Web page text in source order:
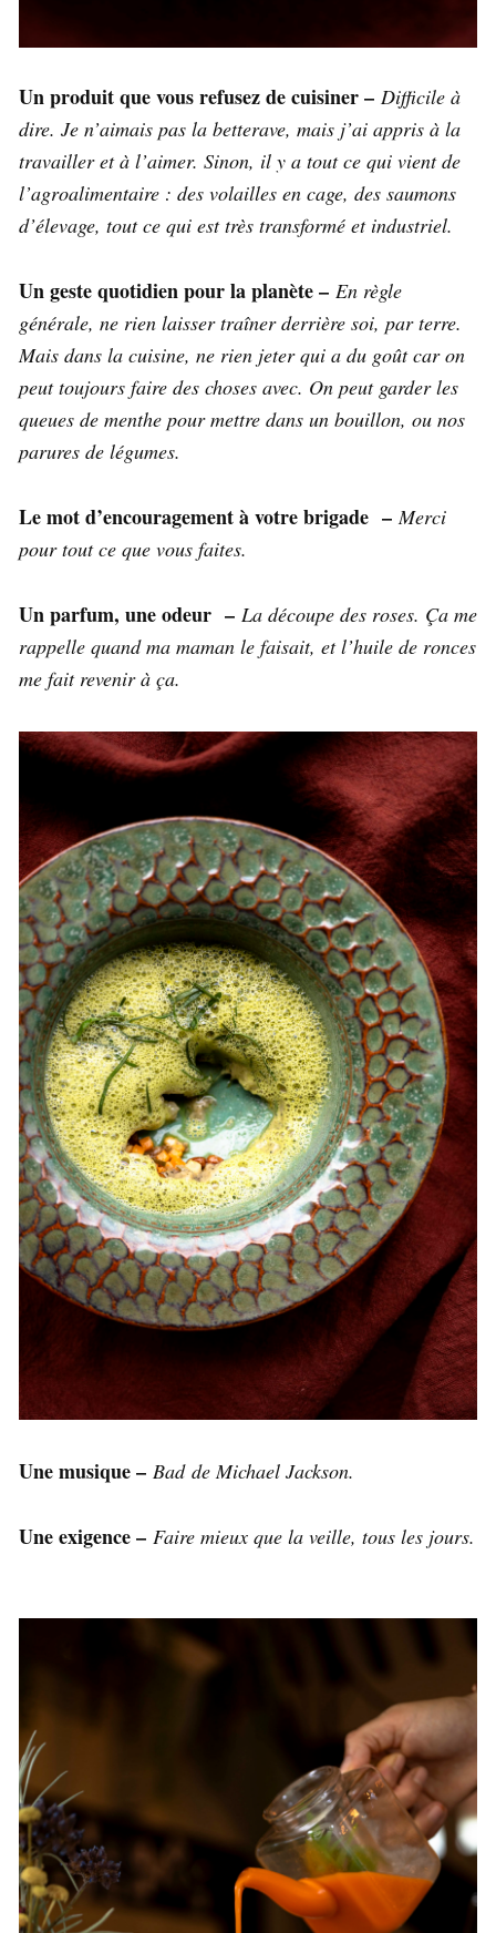
Un produit que vous refusez de cuisiner – Difficile à
dire. Je n’aimais pas la betterave, mais j’ai appris à la
travailler et à l’aimer. Sinon, il y a tout ce qui vient de
l’agroalimentaire : des volailles en cage, des saumons
d’élevage, tout ce qui est très transformé et industriel.
Un geste quotidien pour la planète – En règle
générale, ne rien laisser traîner derrière soi, par terre.
Mais dans la cuisine, ne rien jeter qui a du goût car on
peut toujours faire des choses avec. On peut garder les
queues de menthe pour mettre dans un bouillon, ou nos
parures de légumes.
Le mot d’encouragement à votre brigade – Merci
pour tout ce que vous faites.
Un parfum, une odeur – La découpe des roses. Ça me
rappelle quand ma maman le faisait, et l’huile de ronces
me fait revenir à ça.
Une musique – Bad de Michael Jackson.
Une exigence – Faire mieux que la veille, tous les jours.